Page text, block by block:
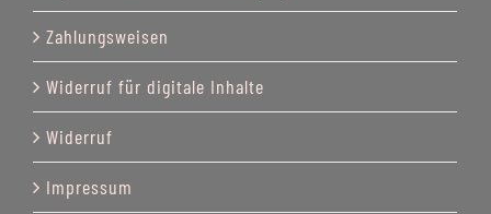
Zahlungsweisen
Widerruf für digitale Inhalte
Widerruf
Impressum